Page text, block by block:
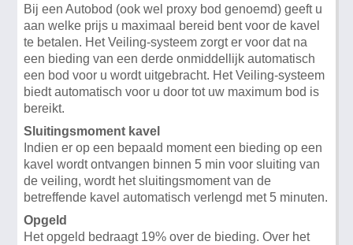
Bij een Autobod (ook wel proxy bod genoemd) geeft u
aan welke prijs u maximaal bereid bent voor de kavel
te betalen. Het Veiling-systeem zorgt er voor dat na
een bieding van een derde onmiddellijk automatisch
een bod voor u wordt uitgebracht. Het Veiling-systeem
biedt automatisch voor u door tot uw maximum bod is
bereikt.
Sluitingsmoment kavel
Indien er op een bepaald moment een bieding op een
kavel wordt ontvangen binnen 5 min voor sluiting van
de veiling, wordt het sluitingsmoment van de
betreffende kavel automatisch verlengd met 5 minuten.
Opgeld
Het opgeld bedraagt 19% over de bieding. Over het